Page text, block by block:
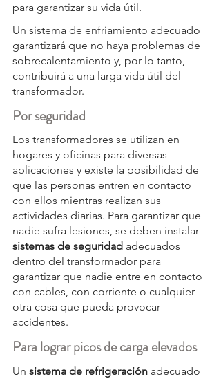
para garantizar su vida útil.
Un sistema de enfriamiento adecuado
garantizará que no haya problemas de
sobrecalentamiento y, por lo tanto,
contribuirá a una larga vida útil del
transformador.
Por seguridad
Los transformadores se utilizan en
hogares y oficinas para diversas
aplicaciones y existe la posibilidad de
que las personas entren en contacto
con ellos mientras realizan sus
actividades diarias. Para garantizar que
nadie sufra lesiones, se deben instalar
sistemas de seguridad adecuados
dentro del transformador para
garantizar que nadie entre en contacto
con cables, con corriente o cualquier
otra cosa que pueda provocar
accidentes.
Para lograr picos de carga elevados
Un sistema de refrigeración adecuado